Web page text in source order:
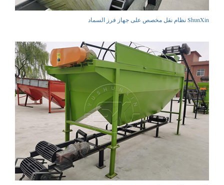
ShunXin نظام نقل مخصص على جهاز فرز السماد